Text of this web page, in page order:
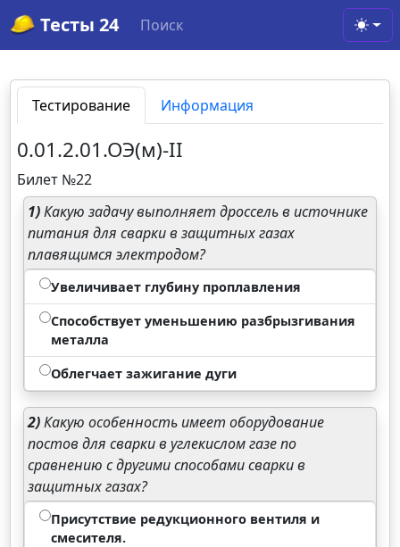
Тесты 24 Поиск
Тестирование Информация
0.01.2.01.ОЭ(м)-II
Билет №22
1)Какую задачу выполняет дроссель в источнике
питания для сварки в защитных газах
плавящимся электродом?
Увеличивает глубину проплавления
Способствует уменьшению разбрызгивания
металла
Облегчает зажигание дуги
2)Какую особенность имеет оборудование
постов для сварки в углекислом газе по
сравнению с другими способами сварки в
защитных газах?
Присутствие редукционного вентиля и
смесителя.